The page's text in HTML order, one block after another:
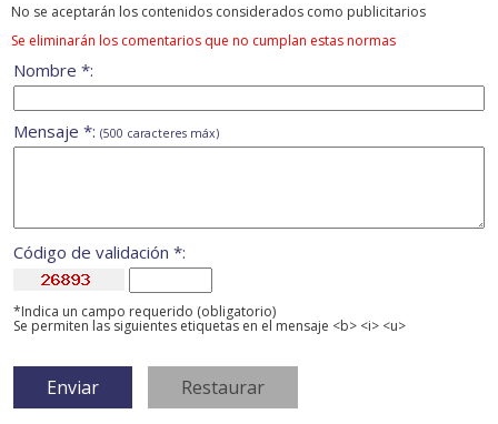
No se aceptarán los contenidos considerados como publicitarios
Se eliminarán los comentarios que no cumplan estas normas
Nombre *:
Mensaje *: (500 caracteres máx)
Código de validación *:
*Indica un campo requerido (obligatorio)
Se permiten las siguientes etiquetas en el mensaje <b> <i> <u>